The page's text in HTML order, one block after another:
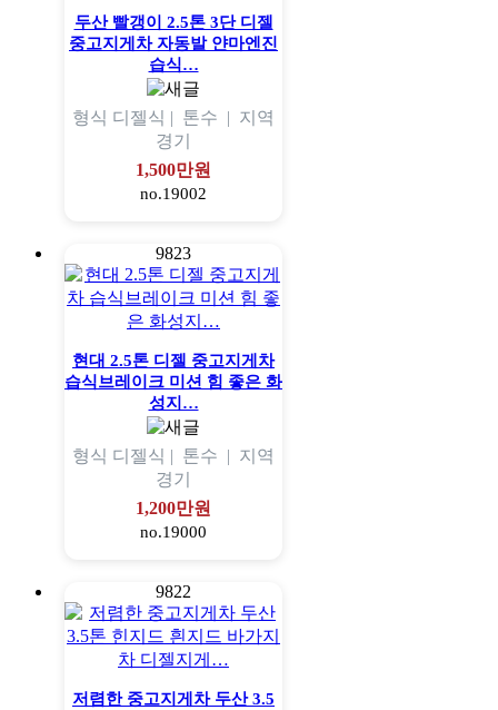
두산 빨갱이 2.5톤 3단 디젤
중고지게차 자동발 얀마엔진
습식…
형식 디젤식 | 톤수 | 지역
경기
1,500만원
no.19002
9823
현대 2.5톤 디젤 중고지게차
습식브레이크 미션 힘 좋은 화
성지…
형식 디젤식 | 톤수 | 지역
경기
1,200만원
no.19000
9822
저렴한 중고지게차 두산 3.5